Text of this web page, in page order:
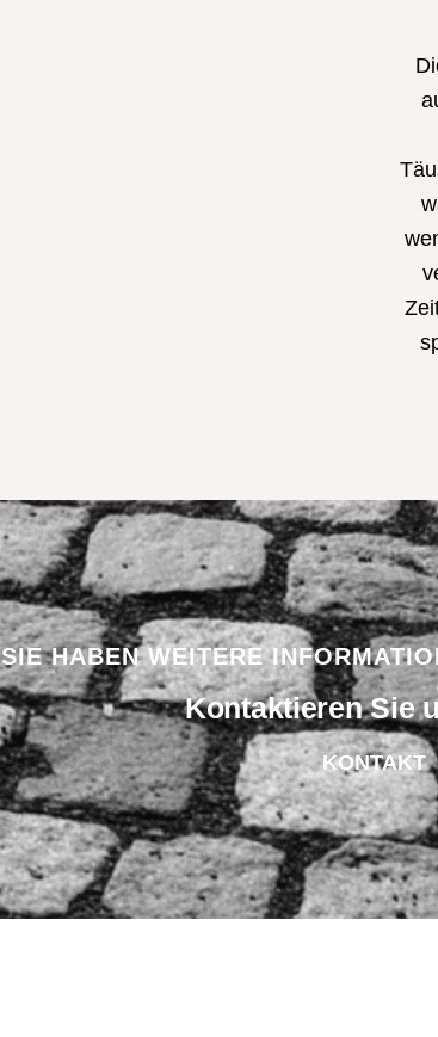
SIE HABEN WEITERE
Kontaktieren Sie
KONTAKT